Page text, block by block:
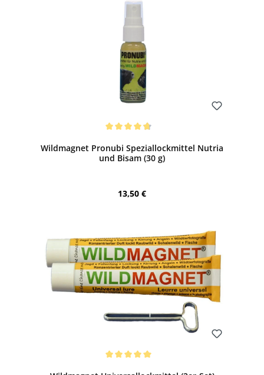
Wildmagnet Pronubi Speziallockmittel Nutria
und Bisam (30 g)
Regulärer Preis:
13,50 €